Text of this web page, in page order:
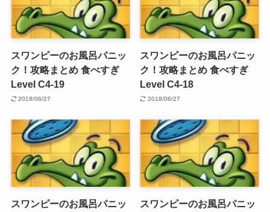
スワンピーのお風呂パニッ
ク！攻略まとめ 食べすぎ
Level C4-19
2018/06/27
スワンピーのお風呂パニッ
ク！攻略まとめ 食べすぎ
Level C4-18
2018/06/27
スワンピーのお風呂パニッ
スワンピーのお風呂パニッ